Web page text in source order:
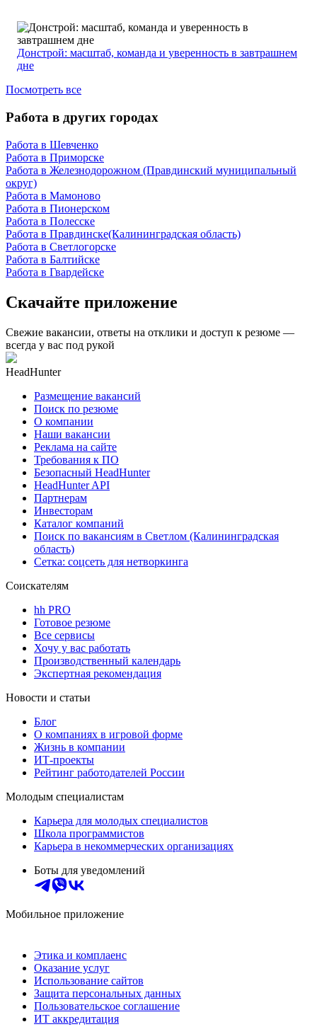
Донстрой: масштаб, команда и уверенность в завтрашнем
дне
Посмотреть все
Работа в других городах
Работа в Шевченко
Работа в Приморске
Работа в Железнодорожном (Правдинский муниципальный
округ)
Работа в Мамоново
Работа в Пионерском
Работа в Полесске
Работа в Правдинске(Калининградская область)
Работа в Светлогорске
Работа в Балтийске
Работа в Гвардейске
Скачайте приложение
Свежие вакансии, ответы на отклики и доступ к резюме —
всегда у вас под рукой
HeadHunter
Размещение вакансий
Поиск по резюме
О компании
Наши вакансии
Реклама на сайте
Требования к ПО
Безопасный HeadHunter
HeadHunter API
Партнерам
Инвесторам
Каталог компаний
Поиск по вакансиям в Светлом (Калининградская
область)
Сетка: соцсеть для нетворкинга
Соискателям
hh PRO
Готовое резюме
Все сервисы
Хочу у вас работать
Производственный календарь
Экспертная рекомендация
Новости и статьи
Блог
О компаниях в игровой форме
Жизнь в компании
ИТ-проекты
Рейтинг работодателей России
Молодым специалистам
Карьера для молодых специалистов
Школа программистов
Карьера в некоммерческих организациях
Боты для уведомлений
Мобильное приложение
Этика и комплаенс
Оказание услуг
Использование сайтов
Защита персональных данных
Пользовательское соглашение
ИТ аккредитация